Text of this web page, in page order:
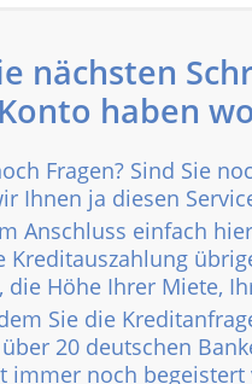
nächsten
haben
Fragen? Sind Sie
Ihnen ja diesen
Anschluss einfach
Kreditauszahlung
die Höhe Ihrer Miete,
Sie die
20 deutschen
immer noch